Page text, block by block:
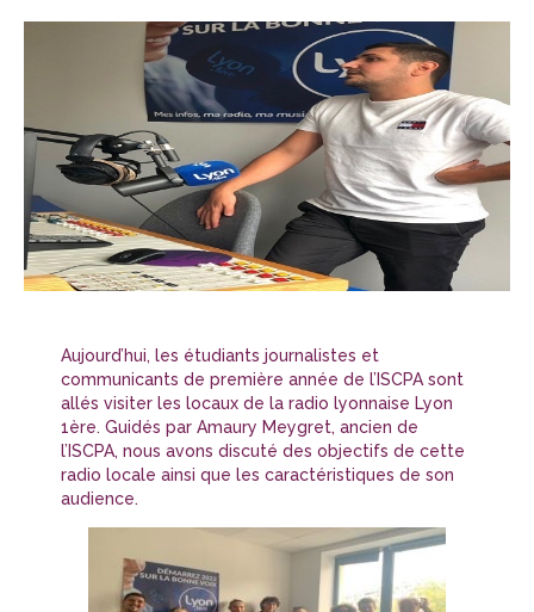
Aujourd’hui, les étudiants journalistes et
communicants de première année de l’ISCPA sont
allés visiter les locaux de la radio lyonnaise Lyon
1ère. Guidés par Amaury Meygret, ancien de
l’ISCPA, nous avons discuté des objectifs de cette
radio locale ainsi que les caractéristiques de son
audience.